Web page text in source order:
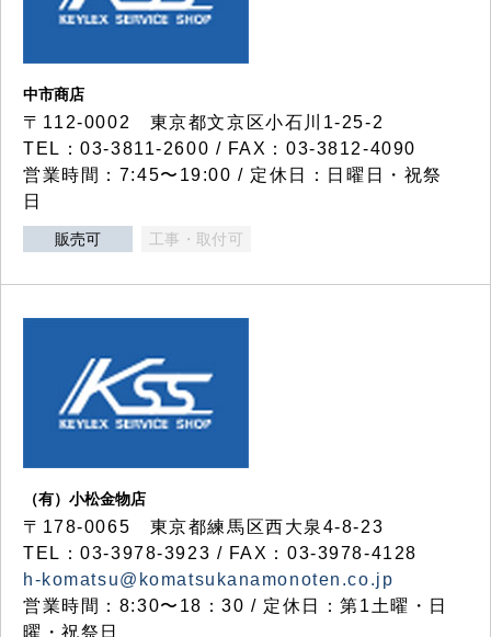
中市商店
〒112-0002 東京都文京区小石川1-25-2
TEL：03-3811-2600 / FAX：03-3812-4090
営業時間：7:45〜19:00 / 定休日：日曜日・祝祭
日
販売可 工事・取付可
（有）小松金物店
〒178-0065 東京都練馬区西大泉4-8-23
TEL：03-3978-3923 / FAX：03-3978-4128
h-komatsu@komatsukanamonoten.co.jp
営業時間：8:30〜18：30 / 定休日：第1土曜・日
曜・祝祭日